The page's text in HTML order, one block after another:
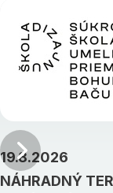
NÁHRADNÝ
19.8.2026